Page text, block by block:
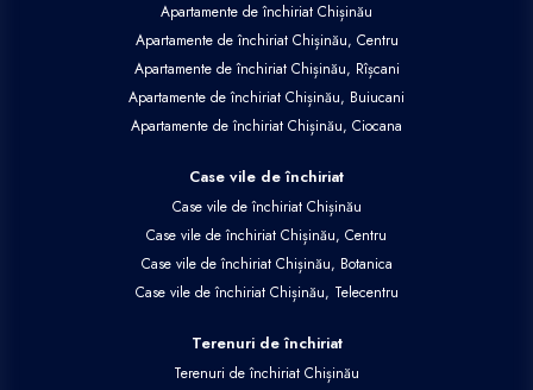
Apartamente de închiriat Chișinău
Apartamente de închiriat Chișinău, Centru
Apartamente de închiriat Chișinău, Rîșcani
Apartamente de închiriat Chișinău, Buiucani
Apartamente de închiriat Chișinău, Ciocana
Case vile de închiriat
Case vile de închiriat Chișinău
Case vile de închiriat Chișinău, Centru
Case vile de închiriat Chișinău, Botanica
Case vile de închiriat Chișinău, Telecentru
Terenuri de închiriat
Terenuri de închiriat Chișinău